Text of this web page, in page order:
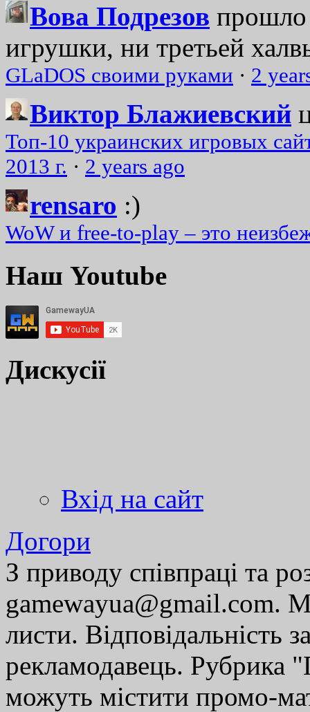
Вова Подрезов прошло
игрушки, ни третьей
GLaDOS своими руками · 2
Виктор Блажиевский
Топ-10 украинских игровых
2013 г. · 2 years ago
rensaro :)
WoW и free-to-play – это
Наш Youtube
Дискусії
Вхід на сайт
Догори
З приводу співпраці та
gamewayua@gmail.com.
листи. Відповідальність
рекламодавець. Рубрика
можуть містити промо-